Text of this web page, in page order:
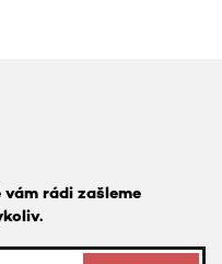
rádi zašleme